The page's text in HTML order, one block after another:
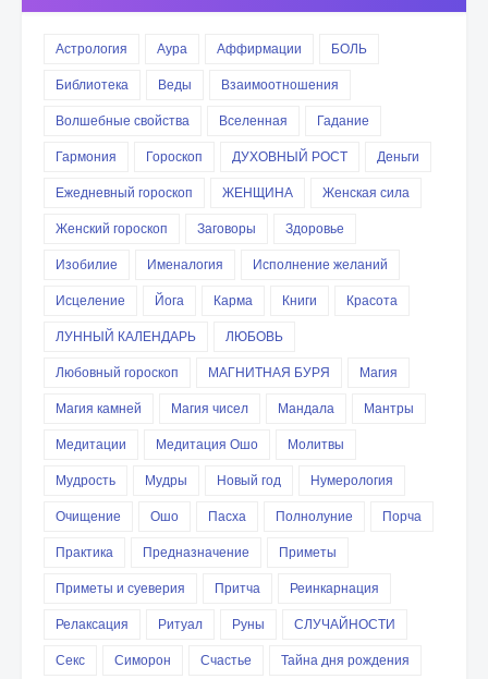
Астрология Аура Аффирмации
БОЛЬ
Библиотека
Веды
Взаимоотношения
Волшебные свойства
Вселенная
Гадание
Гармония
Гороскоп ДУХОВНЫЙ РОСТ
Деньги
Ежедневный гороскоп
ЖЕНЩИНА
Женская сила
Женский гороскоп
Заговоры
Здоровье
Изобилие
Именалогия
Исполнение желаний
Исцеление
Йога Карма Книги
Красота
ЛУННЫЙ КАЛЕНДАРЬ
ЛЮБОВЬ
Любовный гороскоп
МАГНИТНАЯ БУРЯ
Магия
Магия камней
Магия чисел Мандала
Мантры
Медитации
Медитация Ошо
Молитвы
Мудрость
Мудры Новый год
Нумерология
Очищение
Ошо Пасха Полнолуние
Порча
Практика
Предназначение
Приметы
Приметы и суеверия
Притча
Реинкарнация
Релаксация
Ритуал Руны
СЛУЧАЙНОСТИ
Секс
Симорон Счастье
Тайна дня рождения